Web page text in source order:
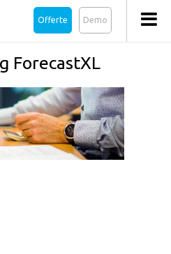
Demo
Offerte
ForecastXL